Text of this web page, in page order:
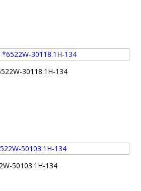
30118.1H-134
50103.1H-134